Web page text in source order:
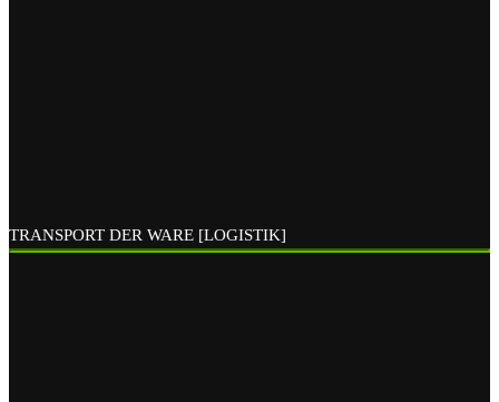
TRANSPORT DER WARE [LOGISTIK]